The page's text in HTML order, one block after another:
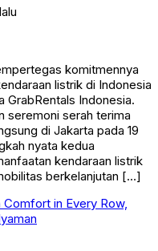
komitmennya
listrik di Indonesia
GrabRentals Indonesia.
seremoni serah terima
di Jakarta pada 19
nyata kedua
kendaraan listrik
berkelanjutan […]